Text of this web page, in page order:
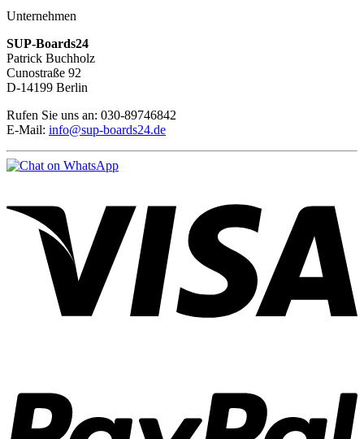
Unternehmen
SUP-Boards24
Patrick Buchholz
Cunostraße 92
D-14199 Berlin
Rufen Sie uns an: 030-89746842
E-Mail: info@sup-boards24.de